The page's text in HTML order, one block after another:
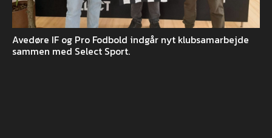
Avedøre IF og Pro Fodbold indgår nyt klubsamarbejde
sammen med Select Sport.